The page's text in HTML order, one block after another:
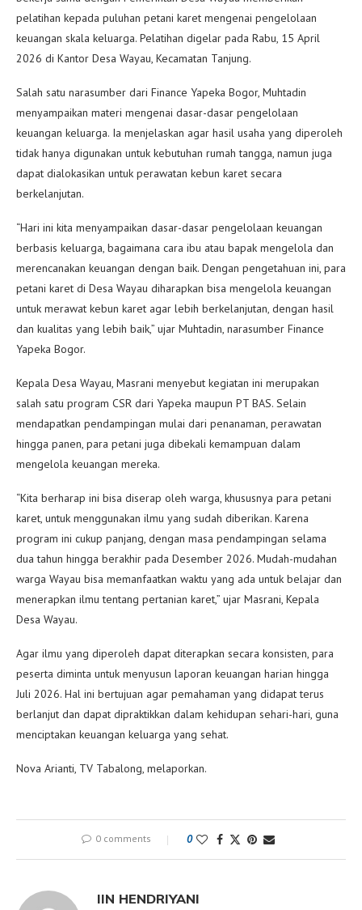
pelatihan kepada puluhan petani karet mengenai pengelolaan
keuangan skala keluarga. Pelatihan digelar pada Rabu, 15 April
2026 di Kantor Desa Wayau, Kecamatan Tanjung.
Salah satu narasumber dari Finance Yapeka Bogor, Muhtadin
menyampaikan materi mengenai dasar-dasar pengelolaan
keuangan keluarga. Ia menjelaskan agar hasil usaha yang diperoleh
tidak hanya digunakan untuk kebutuhan rumah tangga, namun juga
dapat dialokasikan untuk perawatan kebun karet secara
berkelanjutan.
“Hari ini kita menyampaikan dasar-dasar pengelolaan keuangan
berbasis keluarga, bagaimana cara ibu atau bapak mengelola dan
merencanakan keuangan dengan baik. Dengan pengetahuan ini, para
petani karet di Desa Wayau diharapkan bisa mengelola keuangan
untuk merawat kebun karet agar lebih berkelanjutan, dengan hasil
dan kualitas yang lebih baik,” ujar Muhtadin, narasumber Finance
Yapeka Bogor.
Kepala Desa Wayau, Masrani menyebut kegiatan ini merupakan
salah satu program CSR dari Yapeka maupun PT BAS. Selain
mendapatkan pendampingan mulai dari penanaman, perawatan
hingga panen, para petani juga dibekali kemampuan dalam
mengelola keuangan mereka.
“Kita berharap ini bisa diserap oleh warga, khususnya para petani
karet, untuk menggunakan ilmu yang sudah diberikan. Karena
program ini cukup panjang, dengan masa pendampingan selama
dua tahun hingga berakhir pada Desember 2026. Mudah-mudahan
warga Wayau bisa memanfaatkan waktu yang ada untuk belajar dan
menerapkan ilmu tentang pertanian karet,” ujar Masrani, Kepala
Desa Wayau.
Agar ilmu yang diperoleh dapat diterapkan secara konsisten, para
peserta diminta untuk menyusun laporan keuangan harian hingga
Juli 2026. Hal ini bertujuan agar pemahaman yang didapat terus
berlanjut dan dapat dipraktikkan dalam kehidupan sehari-hari, guna
menciptakan keuangan keluarga yang sehat.
Nova Arianti, TV Tabalong, melaporkan.
0 comments 0
IIN HENDRIYANI